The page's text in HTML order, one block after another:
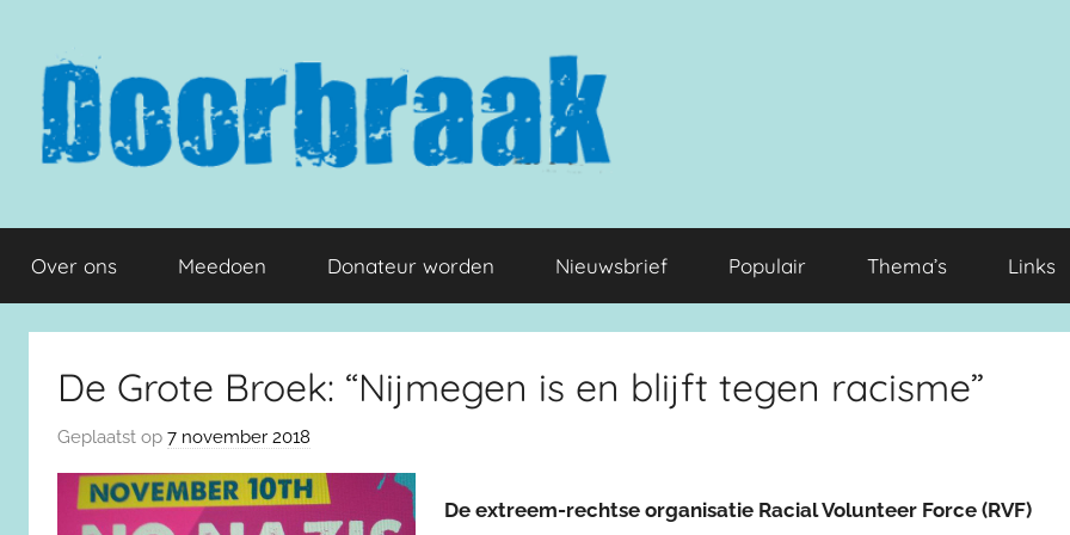
inhoud
springen
Doorbraak.eu
Over ons Meedoen Donateur worden Nieuwsbrief Populair Thema’s Links
De Grote Broek: “Nijmegen is en blijft tegen racisme”
Geplaatst op 7 november 2018
De extreem-rechtse organisatie Racial Volunteer Force (RVF)